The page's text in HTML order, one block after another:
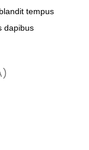
tempus
dapibus